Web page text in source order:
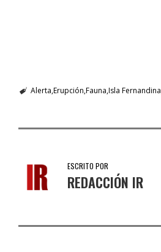
Alerta Erupción Fauna Isla Fernandina
ESCRITO POR
REDACCIÓN IR